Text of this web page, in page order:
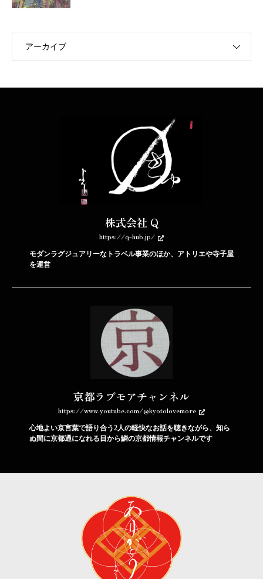
アーカイブ
株式会社 Q
https://q-hub.jp/
モダンラグジュアリーなトラベル事業のほか、アトリエや寺子屋
を運営
京都ラブモアチャンネル
https://www.youtube.com/@kyotolovemore
心地よい京言葉で語り合う2人の軽快なお話を聴きながら、知ら
ぬ間に京都通になれる目から鱗の京都情報チャンネルです